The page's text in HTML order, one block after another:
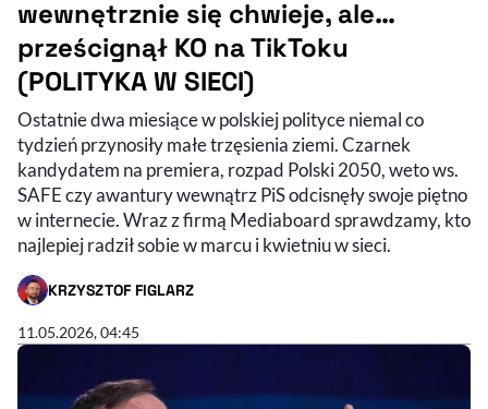
wewnętrznie się chwieje, ale…
prześcignął KO na TikToku
(POLITYKA W SIECI)
Ostatnie dwa miesiące w polskiej polityce niemal co
tydzień przynosiły małe trzęsienia ziemi. Czarnek
kandydatem na premiera, rozpad Polski 2050, weto ws.
SAFE czy awantury wewnątrz PiS odcisnęły swoje piętno
w internecie. Wraz z firmą Mediaboard sprawdzamy, kto
najlepiej radził sobie w marcu i kwietniu w sieci.
KRZYSZTOF FIGLARZ
- AUTOR ARTYKUŁU - PROFIL
11.05.2026, 04:45